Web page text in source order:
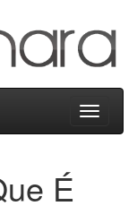
Menu
É